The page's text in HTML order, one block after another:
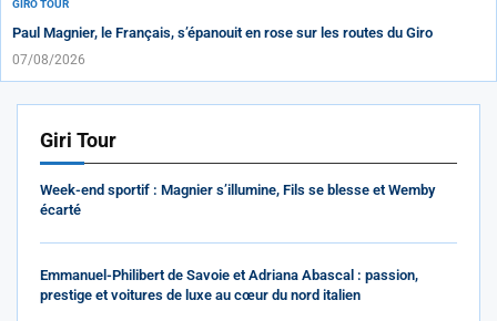
Giri Tour
Week-end sportif : Magnier s’illumine, Fils se blesse et Wemby
écarté
Emmanuel-Philibert de Savoie et Adriana Abascal : passion,
prestige et voitures de luxe au cœur du nord italien
GIRO TOUR
Paul Magnier, le Français, s’épanouit en rose sur les routes du Giro
07/08/2026